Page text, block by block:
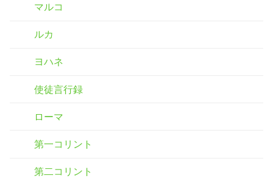
マルコ
ルカ
ヨハネ
使徒言行録
ローマ
第一コリント
第二コリント